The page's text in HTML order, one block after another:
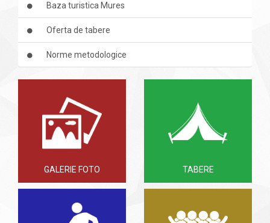
Baza turistica Mures
Oferta de tabere
Norme metodologice
GALERIE FOTO TABERE